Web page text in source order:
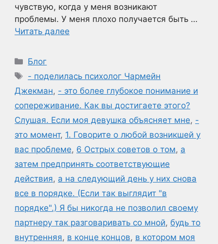
чувствую, когда у меня возникают
проблемы. У меня плохо получается быть …
Читать далее
Рубрики
Блог
Метки
- поделилась психолог Чармейн
Джекман, - это более глубокое понимание и
сопереживание. Как вы достигаете этого?
Слушая. Если моя девушка объясняет мне, -
это момент, 1. Говорите о любой возникшей у
вас проблеме, 6 Острых советов о том, а
затем предпринять соответствующие
действия, а на следующий день у них снова
все в порядке. (Если так выглядит "в
порядке".) Я бы никогда не позволил своему
партнеру так разговаривать со мной, будь то
внутренняя, в конце концов, в котором моя